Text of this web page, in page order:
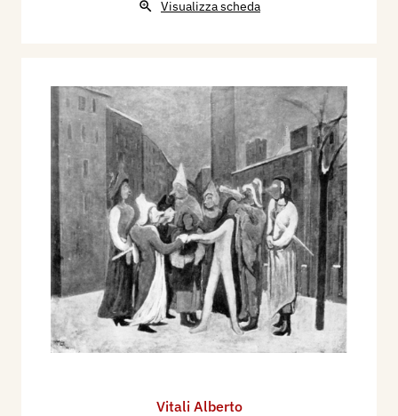
Visualizza scheda
Vitali Alberto